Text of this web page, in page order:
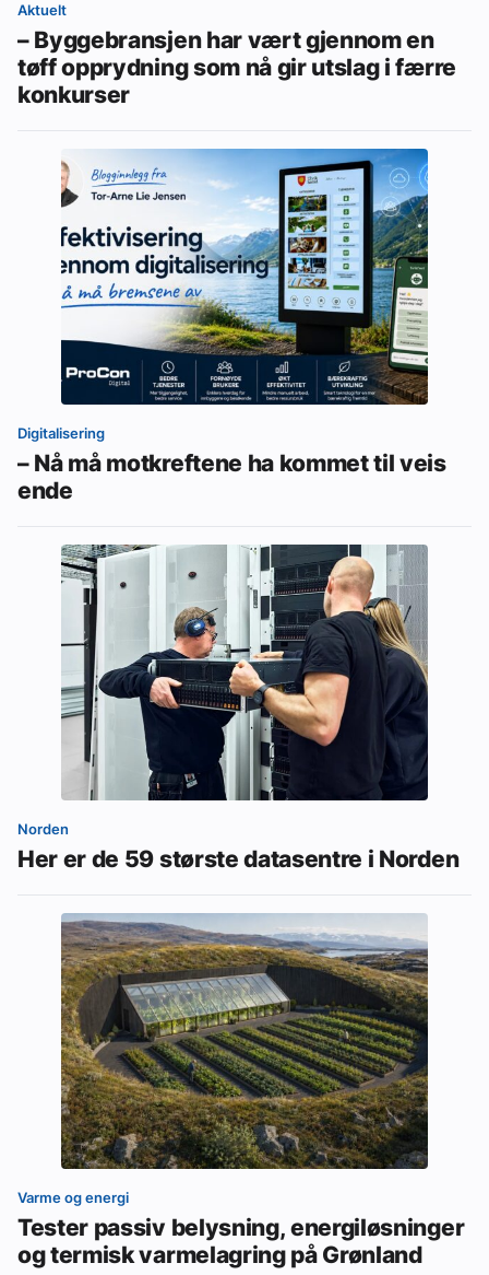
Aktuelt
– Byggebransjen har vært gjennom en
tøff opprydning som nå gir utslag i færre
konkurser
Digitalisering
– Nå må motkreftene ha kommet til veis
ende
Norden
Her er de 59 største datasentre i Norden
Varme og energi
Tester passiv belysning, energiløsninger
og termisk varmelagring på Grønland